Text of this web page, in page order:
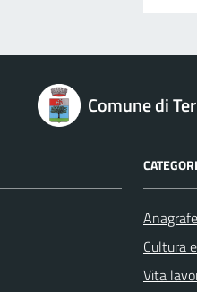
Comune di
Cultura
Vita